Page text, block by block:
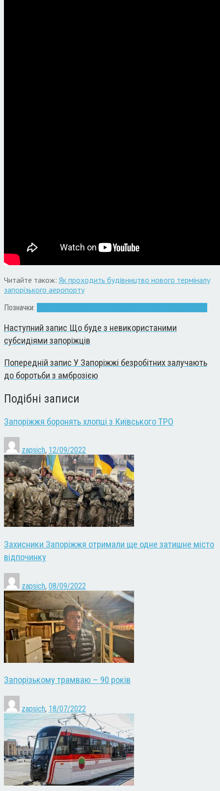
Читайте також: Як проходить будівництво нового терміналу
запорізького аеропорту
Позначки:
Наступний запис Що буде з невикористаними
субсидіями запоріжців
Попередній запис У Запоріжжі безробітних залучають
до боротьби з амброзією
Подібні записи
Запоріжжя боронять хлопці з Київського ТРО
zapsich, 12/09/2022
Захисники Запоріжжя отримали ще одне затишне місто
відпочинку
zapsich, 08/09/2022
Запорізькому трамваю – 90 років
zapsich, 18/07/2022